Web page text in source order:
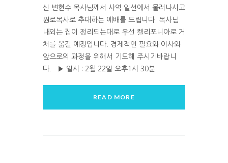
신 변현수 목사님께서 사역 일선에서 물러나시고
원로목사로 추대하는 예배를 드립니다. 목사님
내외는 집이 정리되는대로 우선 켈리포니아로 거
처를 옮길 예정입니다. 경제적인 필요와 이사와
앞으로의 과정을 위해서 기도해 주시기바랍니
다. ▶ 일시 : 2월 22일 오후1시 30분
READ MORE